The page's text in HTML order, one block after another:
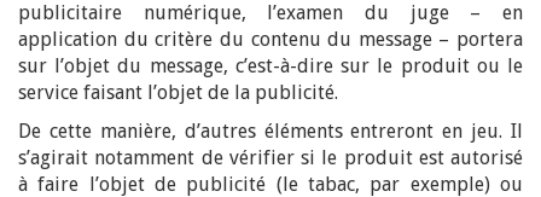
publicitaire numérique, l’examen du juge – en
application du critère du contenu du message – portera
sur l’objet du message, c’est-à-dire sur le produit ou le
service faisant l’objet de la publicité.
De cette manière, d’autres éléments entreront en jeu. Il
s’agirait notamment de vérifier si le produit est autorisé
à faire l’objet de publicité (le tabac, par exemple) ou